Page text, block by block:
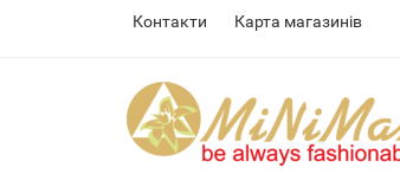
Контакти Карта магазинів